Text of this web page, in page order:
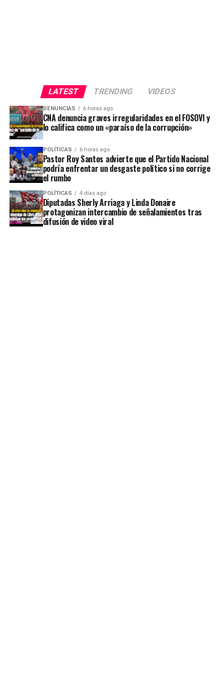
LATEST TRENDING VIDEOS
DENUNCIAS 6 horas ago
CNA denuncia graves irregularidades en el FOSOVI y
lo califica como un «paraíso de la corrupción»
POLÍTICAS 6 horas ago
Pastor Roy Santos advierte que el Partido Nacional
podría enfrentar un desgaste político si no corrige
el rumbo
POLÍTICAS 4 días ago
Diputadas Sherly Arriaga y Linda Donaire
protagonizan intercambio de señalamientos tras
difusión de video viral